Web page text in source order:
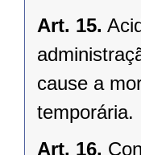
Art. 15.
cause a
temporária.
Art. 16.